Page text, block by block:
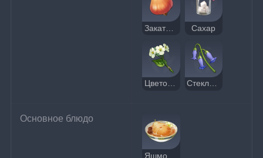
Закатник Сахар
Цветок цинсинь Стеклянные колокольчики
Основное блюдо